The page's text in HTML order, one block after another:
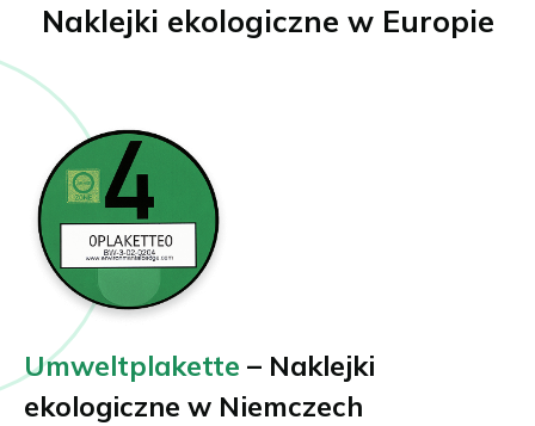
Naklejki ekologiczne w Europie
Umweltplakette – Naklejki
ekologiczne w Niemczech